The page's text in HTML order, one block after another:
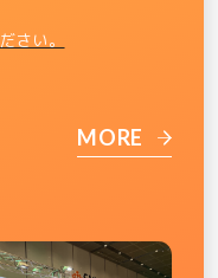
さい。
MORE